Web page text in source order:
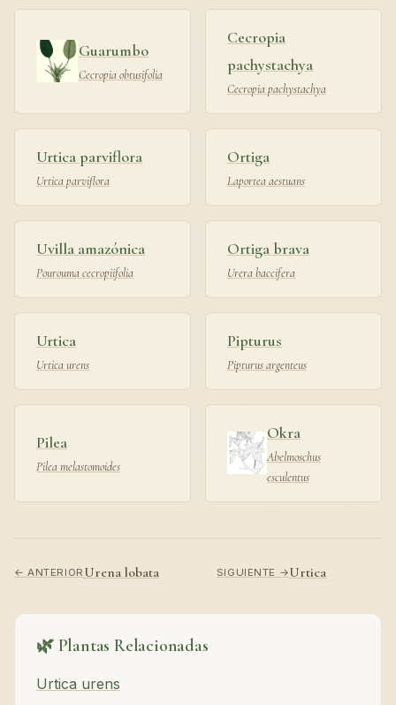
Guarumbo
Cecropia obtusifolia
Cecropia
pachystachya
Cecropia pachystachya
Urtica parviflora
Urtica parviflora
Ortiga
Laportea aestuans
Uvilla amazónica
Pourouma cecropiifolia
Ortiga brava
Urera baccifera
Urtica
Urtica urens
Pipturus
Pipturus argenteus
Pilea
Pilea melastomoides
Okra
Abelmoschus
esculentus
← ANTERIOR Urena lobata SIGUIENTE →Urtica
🌿 Plantas Relacionadas
Urtica urens